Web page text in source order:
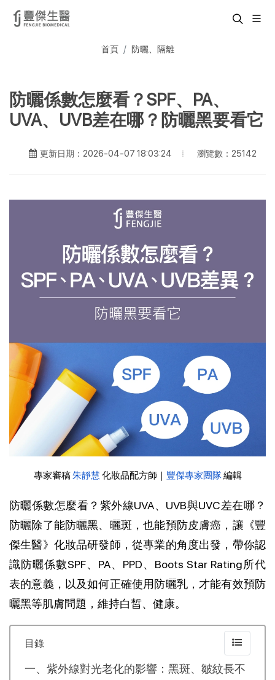
首頁 防曬、隔離
防曬係數怎麼看？SPF、PA、
UVA、UVB差在哪？防曬黑要看它
更新日期：2026-04-07 18:03:24 瀏覽數：25142
專家審稿朱靜慧化妝品配方師｜ 豐傑專家團隊編輯
防曬係數怎麼看？紫外線UVA、UVB與UVC差在哪？
防曬除了能防曬黑、曬斑，也能預防皮膚癌，讓《豐
傑生醫》化妝品研發師，從專業的角度出發，帶你認
識防曬係數SPF、PA、PPD、Boots Star Rating所代
表的意義，以及如何正確使用防曬乳，才能有效預防
曬黑等肌膚問題，維持白皙、健康。
目錄
一、紫外線對光老化的影響：黑斑、皺紋長不